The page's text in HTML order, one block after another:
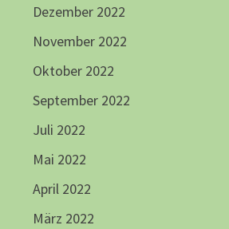
Dezember 2022
November 2022
Oktober 2022
September 2022
Juli 2022
Mai 2022
April 2022
März 2022